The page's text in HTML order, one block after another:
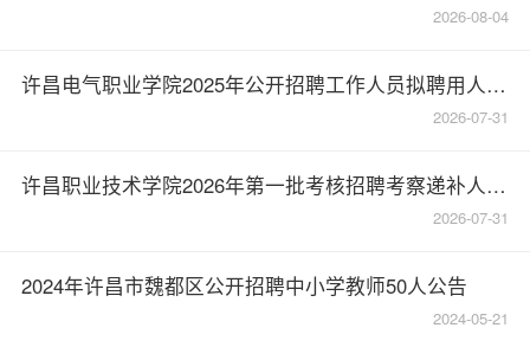
2026-08-04
许昌电气职业学院2025年公开招聘工作人员拟聘用人员名单公示
2026-07-31
许昌职业技术学院2026年第一批考核招聘考察递补人员公告
2026-07-31
2024年许昌市魏都区公开招聘中小学教师50人公告
2024-05-21